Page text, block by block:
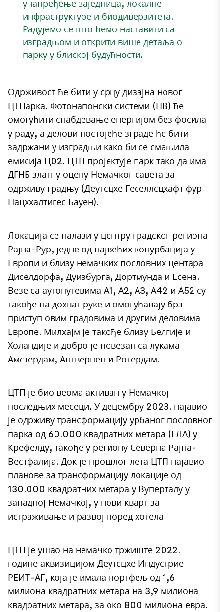
унапређење заједница, локалне
инфраструктуре и биодиверзитета.
Радујемо се што ћемо наставити са
изградњом и открити више детаља о
парку у блиској будућности.
Одрживост ће бити у срцу дизајна новог
ЦТПарка. Фотонапонски системи (ПВ) ће
омогућити снабдевање енергијом без фосила
у раду, а делови постојеће зграде ће бити
задржани у изградњи како би се смањила
емисија Ц02. ЦТП пројектује парк тако да има
ДГНБ златну оцену Немачког савета за
одрживу градњу (Деутсцхе Геселлсцхафт фур
Нацххалтигес Бауен).
Локација се налази у центру градског региона
Рајна-Рур, једне од највећих конурбација у
Европи и близу немачких пословних центара
Диселдорфа, Дуизбурга, Дортмунда и Есена.
Везе са аутопутевима А1, А2, А3, А42 и А52 су
такође на дохват руке и омогућавају брз
приступ овим градовима и другим деловима
Европе. Милхајм је такође близу Белгије и
Холандије и добро је повезан са лукама
Амстердам, Антверпен и Ротердам.
ЦТП је био веома активан у Немачкој
последњих месеци. У децембру 2023. најавио
је одрживу трансформацију урбаног пословног
парка од 60.000 квадратних метара (ГЛА) у
Крефелду, такође у региону Северна Рајна-
Вестфалија. Док је прошлог лета ЦТП најавио
планове за трансформацију локације од
130.000 квадратних метара у Вуперталу у
западној Немачкој, у нови кварт за
истраживање и развој поред хотела.
ЦТП је ушао на немачко тржиште 2022.
године аквизицијом Деутсцхе Индустрие
РЕИТ-АГ, која је имала портфељ од 1,6
милиона квадратних метара на 3,9 милиона
квадратних метара, за око 800 милиона евра.